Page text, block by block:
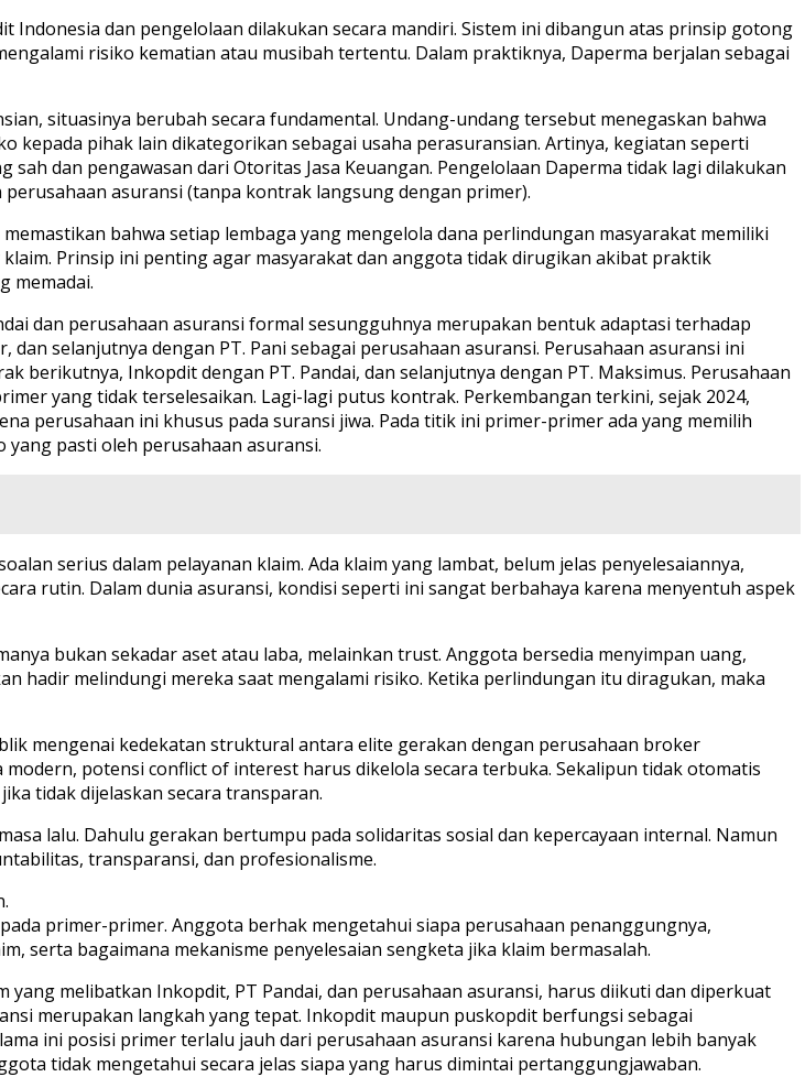
Indonesia dan pengelolaan dilakukan secara mandiri. Sistem ini dibangun atas prinsip gotong
risiko kematian atau musibah tertentu. Dalam praktiknya, Daperma berjalan sebagai
situasinya berubah secara fundamental. Undang-undang tersebut menegaskan bahwa
pihak lain dikategorikan sebagai usaha perasuransian. Artinya, kegiatan seperti
dan pengawasan dari Otoritas Jasa Keuangan. Pengelolaan Daperma tidak lagi dilakukan
asuransi (tanpa kontrak langsung dengan primer).
bahwa setiap lembaga yang mengelola dana perlindungan masyarakat memiliki
Prinsip ini penting agar masyarakat dan anggota tidak dirugikan akibat praktik
memadai.
dan perusahaan asuransi formal sesungguhnya merupakan bentuk adaptasi terhadap
selanjutnya dengan PT. Pani sebagai perusahaan asuransi. Perusahaan asuransi ini
berikutnya, Inkopdit dengan PT. Pandai, dan selanjutnya dengan PT. Maksimus. Perusahaan
yang tidak terselesaikan. Lagi-lagi putus kontrak. Perkembangan terkini, sejak 2024,
perusahaan ini khusus pada suransi jiwa. Pada titik ini primer-primer ada yang memilih
pasti oleh perusahaan asuransi.
serius dalam pelayanan klaim. Ada klaim yang lambat, belum jelas penyelesaiannya,
rutin. Dalam dunia asuransi, kondisi seperti ini sangat berbahaya karena menyentuh aspek
bukan sekadar aset atau laba, melainkan trust. Anggota bersedia menyimpan uang,
hadir melindungi mereka saat mengalami risiko. Ketika perlindungan itu diragukan, maka
mengenai kedekatan struktural antara elite gerakan dengan perusahaan broker
potensi conflict of interest harus dikelola secara terbuka. Sekalipun tidak otomatis
tidak dijelaskan secara transparan.
lalu. Dahulu gerakan bertumpu pada solidaritas sosial dan kepercayaan internal. Namun
transparansi, dan profesionalisme.
primer-primer. Anggota berhak mengetahui siapa perusahaan penanggungnya,
serta bagaimana mekanisme penyelesaian sengketa jika klaim bermasalah.
yang melibatkan Inkopdit, PT Pandai, dan perusahaan asuransi, harus diikuti dan diperkuat
merupakan langkah yang tepat. Inkopdit maupun puskopdit berfungsi sebagai
ini posisi primer terlalu jauh dari perusahaan asuransi karena hubungan lebih banyak
tidak mengetahui secara jelas siapa yang harus dimintai pertanggungjawaban.